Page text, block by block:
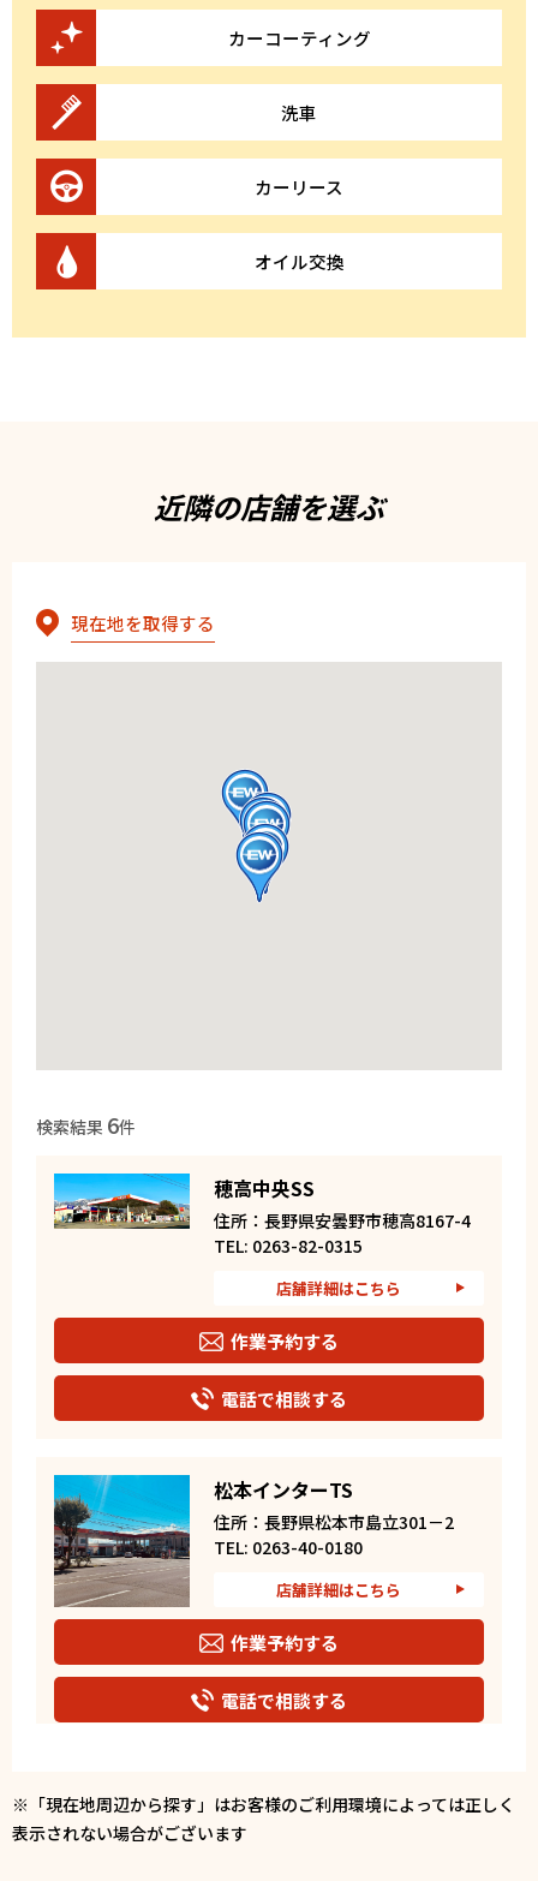
カーコーティング
洗車
カーリース
オイル交換
近隣の店舗を選ぶ
現在地を取得する
検索結果 6件
穂高中央SS
住所：長野県安曇野市穂高8167-4
TEL: 0263-82-0315
店舗詳細はこちら
作業予約する
電話で相談する
松本インターTS
住所：長野県松本市島立301－2
TEL: 0263-40-0180
店舗詳細はこちら
作業予約する
電話で相談する
カーウォッシュ深志ヶ丘SS
住所：長野県松本市蟻ヶ崎4-3-44
TEL: 0263-32-9259
※「現在地周辺から探す」はお客様のご利用環境によっては正しく
表示されない場合がございます